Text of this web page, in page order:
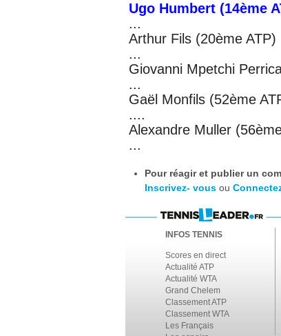
Ugo Humbert (14ème
...
Arthur Fils (20ème ATP)
...
Giovanni Mpetchi
...
Gaël Monfils (52ème
....
Alexandre Muller
...
Pour réagir et publier un
Inscrivez- vous ou
INFOS TENNIS
Scores en direct
Actualité ATP
Actualité WTA
Grand Chelem
Classement ATP
Classement WTA
Les Français